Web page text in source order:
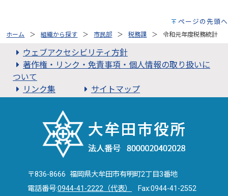
ページの先頭へ
ホーム 組織から探す 市民部 税務課 令和元年度税務統計
ウェブアクセシビリティ方針
著作権・リンク・免責事項・個人情報の取り扱いに
ついて
リンク集
サイトマップ
〒836-8666 福岡県大牟田市有明町2丁目3番地
電話番号:0944-41-2222（代表） Fax:0944-41-2552